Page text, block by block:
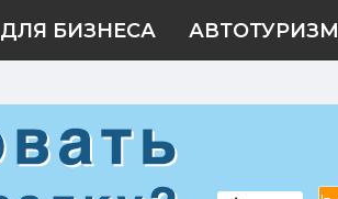
ДЛЯ БИЗНЕСА АВТОТУРИЗМ